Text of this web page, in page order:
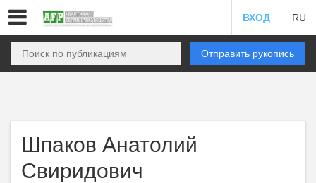
ВХОД RU
Отправить рукопись
Шпаков Анатолий
Свиридович